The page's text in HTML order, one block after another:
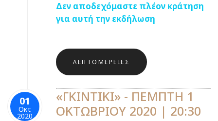
Δεν αποδεχόμαστε πλέον κράτηση
για αυτή την εκδήλωση
ΛΕΠΤΟΜΈΡΕΙΕΣ
01
Οκτ
2020
«ΓΚΙΝΤΙΚΙ» - ΠΕΜΠΤΗ 1
ΟΚΤΩΒΡΙΟΥ 2020 | 20:30